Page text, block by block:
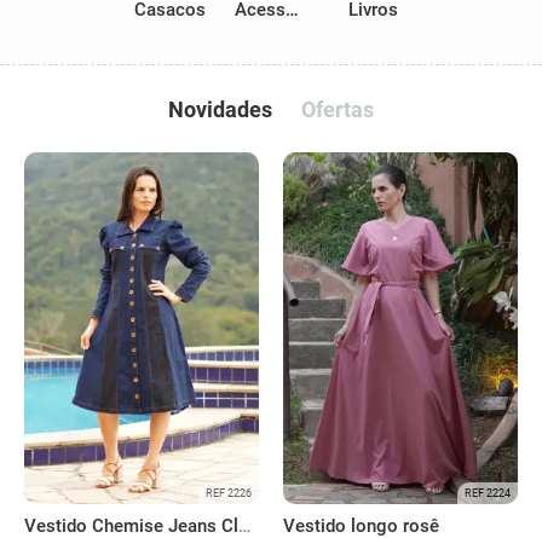
Casacos Acessórios Livros
Novidades Ofertas
REF 2226
Vestido Chemise Jeans Clássica Serena
REF 2224
Vestido longo rosê